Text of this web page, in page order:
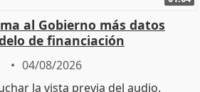
al Gobierno más datos
de financiación
04/08/2026